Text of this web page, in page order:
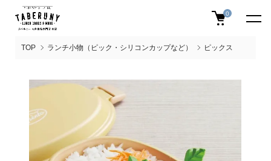
0
TOP ランチ小物（ピック・シリコンカップなど） ピックス